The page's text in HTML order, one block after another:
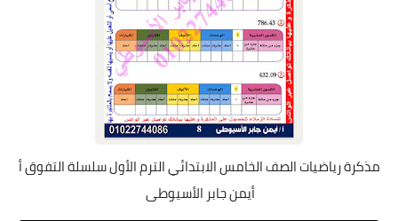
مذكرة رياضيات الصف الخامس الابتدائي الترم الأول سلسلة التفوق أ
أيمن جابر الأسيوطى